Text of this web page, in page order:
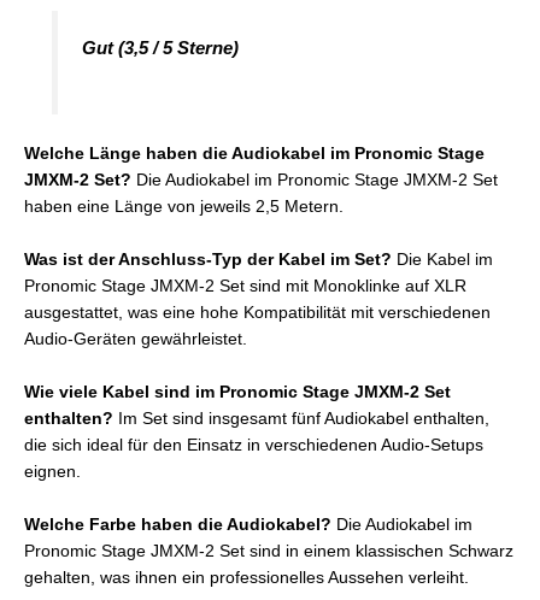
Gut (3,5 / 5 Sterne)
Welche Länge haben die Audiokabel im Pronomic Stage
JMXM-2 Set? Die Audiokabel im Pronomic Stage JMXM-2 Set
haben eine Länge von jeweils 2,5 Metern.
Was ist der Anschluss-Typ der Kabel im Set? Die Kabel im
Pronomic Stage JMXM-2 Set sind mit Monoklinke auf XLR
ausgestattet, was eine hohe Kompatibilität mit verschiedenen
Audio-Geräten gewährleistet.
Wie viele Kabel sind im Pronomic Stage JMXM-2 Set
enthalten? Im Set sind insgesamt fünf Audiokabel enthalten,
die sich ideal für den Einsatz in verschiedenen Audio-Setups
eignen.
Welche Farbe haben die Audiokabel? Die Audiokabel im
Pronomic Stage JMXM-2 Set sind in einem klassischen Schwarz
gehalten, was ihnen ein professionelles Aussehen verleiht.